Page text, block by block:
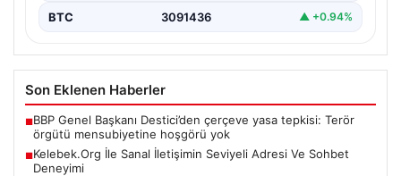
BTC 3091436 ▲ +0.94%
Son Eklenen Haberler
■BBP Genel Başkanı Destici’den çerçeve yasa tepkisi: Terör
örgütü mensubiyetine hoşgörü yok
■Kelebek.Org İle Sanal İletişimin Seviyeli Adresi Ve Sohbet
Deneyimi